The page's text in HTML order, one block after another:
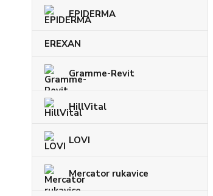
EPIDERMA
EREXAN
Gramme-Revit
HillVital
LOVI
Mercator rukavice